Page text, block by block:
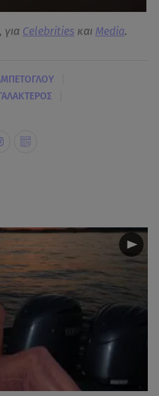
, για Celebrities και Media.